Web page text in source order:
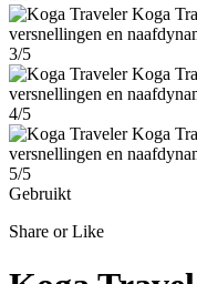
3/5
4/5
5/5
Gebruikt
Share or Like